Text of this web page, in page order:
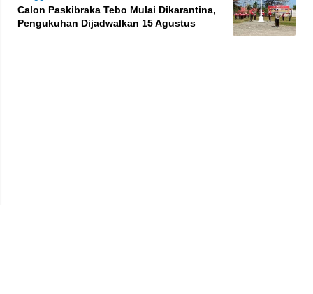
Calon Paskibraka Tebo Mulai Dikarantina,
Pengukuhan Dijadwalkan 15 Agustus